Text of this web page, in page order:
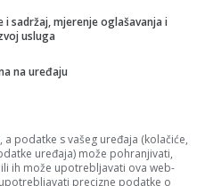
sadržaj, mjerenje oglašavanja i
usluga
na uređaju
podatke s vašeg uređaja (kolačiće,
uređaja) može pohranjivati,
ih može upotrebljavati ova web-
precizne podatke o